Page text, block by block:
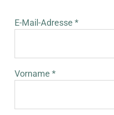
E-Mail-Adresse *
Vorname *